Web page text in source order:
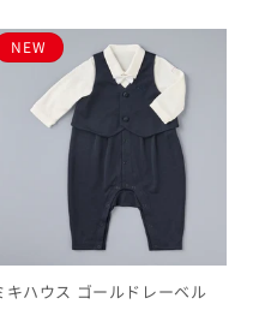
NEW
キハウス ゴールドレーベル